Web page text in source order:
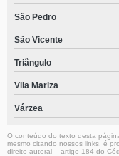
São Pedro
São Vicente
Triângulo
Vila Mariza
Várzea
O conteúdo do texto desta
mesmo citando nossos links, é
direito autoral – artigo 184 do